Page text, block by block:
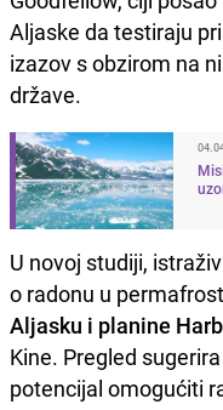
Aljaske da testiraju
izazov s obzirom na
države.
U novoj studiji,
o radonu u
Aljasku i planine
Kine. Pregled
potencijal omogućiti